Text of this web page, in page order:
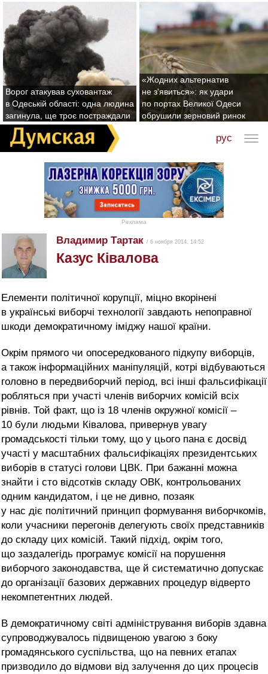
Ворог атакував суховантаж
в Одеській області: одна людина
загинула, ще троє постраждали
«Жодних альтернатив
не з'явиться»: як удари
по портах Великої Одеси
обрушили зерновий ринок
рус
Реклама
Владимир Тартак / 6 ноября 2014, 14:52
Казус Ківалова
Елементи політичної корупції, міцно вкорінені
в українські виборчі технології завдають непоправної
шкоди демократичному іміджу нашої країни.
Окрім прямого чи опосередкованого підкупу виборців,
а також інформаційних маніпуляцій, котрі відбуваються
головно в передвиборчий період, всі інші фальсифікації
робляться при участі членів виборчих комісій всіх
рівнів. Той факт, що із 18 членів окружної комісії –
10 були людьми Ківалова, привернув увагу
громадськості тільки тому, що у цього пана є досвід
участі у масштабних фальсифікаціях президентських
виборів в статусі голови ЦВК. При бажанні можна
знайти і сто відсотків складу ОВК, контрольованих
одним кандидатом, і це не дивно, позаяк
у нас діє політичний принцип формування виборчкомів,
коли учасники перегонів делегують своїх представників
до складу цих комісій. Такий підхід, окрім того,
що заздалегідь програмує комісії на порушення
виборчого законодавства, ще й систематично допускає
до організації базових державних процедур відверто
некомпетентних людей.
В демократичному світі адміністрування виборів здавна
супроводжувалось підвищеною увагою з боку
громадянського суспільства, що на певних етапах
призводило до відмови від залучення до цих процесів